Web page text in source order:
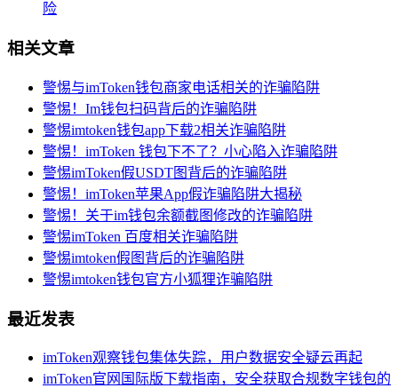
险
相关文章
警惕与imToken钱包商家电话相关的诈骗陷阱
警惕！Im钱包扫码背后的诈骗陷阱
警惕imtoken钱包app下载2相关诈骗陷阱
警惕！imToken 钱包下不了？小心陷入诈骗陷阱
警惕imToken假USDT图背后的诈骗陷阱
警惕！imToken苹果App假诈骗陷阱大揭秘
警惕！关于im钱包余额截图修改的诈骗陷阱
警惕imToken 百度相关诈骗陷阱
警惕imtoken假图背后的诈骗陷阱
警惕imtoken钱包官方小狐狸诈骗陷阱
最近发表
imToken观察钱包集体失踪，用户数据安全疑云再起
imToken官网国际版下载指南，安全获取合规数字钱包的